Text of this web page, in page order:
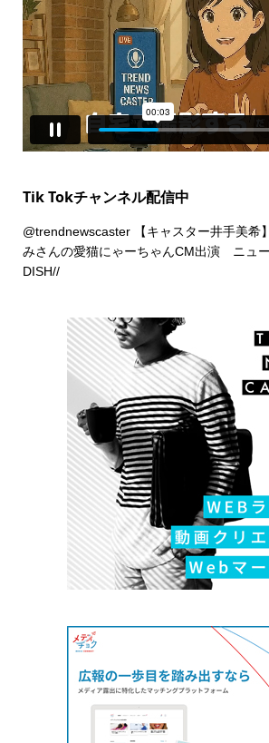
Tik Tokチャンネル配信中
@trendnewscaster【キャスター井手美希
みさんの愛猫にゃーちゃんCM出演 ニュ
DISH//